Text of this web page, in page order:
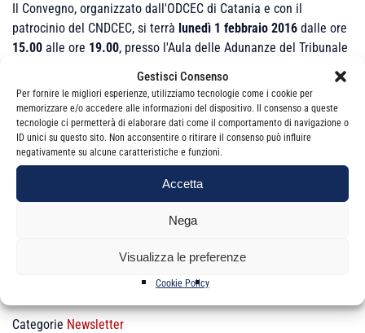
Gestisci Consenso
Per fornire le migliori esperienze, utilizziamo tecnologie come i cookie per
memorizzare e/o accedere alle informazioni del dispositivo. Il consenso a queste
tecnologie ci permetterà di elaborare dati come il comportamento di navigazione o
ID unici su questo sito. Non acconsentire o ritirare il consenso può influire
negativamente su alcune caratteristiche e funzioni.
Accetta
Nega
Visualizza le preferenze
Cookie Policy
Il Convegno, organizzato dall'ODCEC di Catania e con il
patrocinio del CNDCEC, si terrà lunedì 1 febbraio 2016 dalle ore
15.00 alle ore 19.00, presso l'Aula delle Adunanze del Tribunale
L'evento è gratuito e valido ai fini della FPC
Clicca qui
Categorie Newsletter